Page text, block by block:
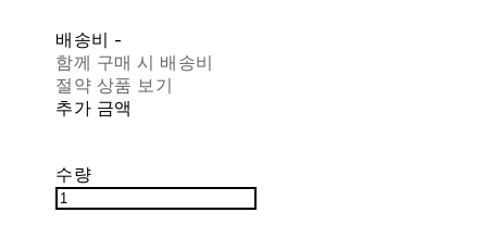
배송비 -
함께 구매 시 배송비
절약 상품 보기
추가 금액
수량